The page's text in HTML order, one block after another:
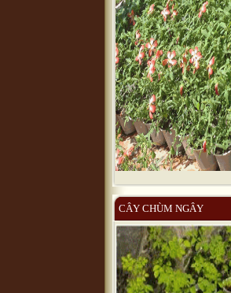
CÂY CHÙM NGÂY